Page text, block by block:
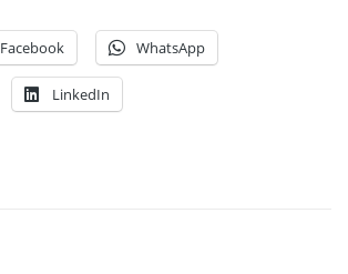
Facebook WhatsApp
LinkedIn